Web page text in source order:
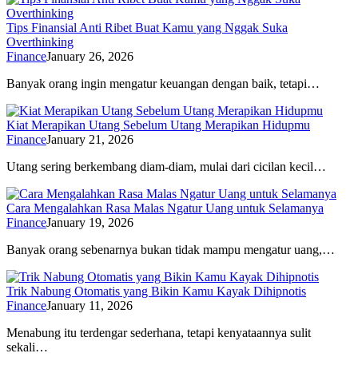
Tips Finansial Anti Ribet Buat Kamu yang Nggak Suka
Overthinking
FinanceJanuary 26, 2026
Banyak orang ingin mengatur keuangan dengan baik, tetapi…
Kiat Merapikan Utang Sebelum Utang Merapikan Hidupmu
FinanceJanuary 21, 2026
Utang sering berkembang diam-diam, mulai dari cicilan kecil…
Cara Mengalahkan Rasa Malas Ngatur Uang untuk Selamanya
FinanceJanuary 19, 2026
Banyak orang sebenarnya bukan tidak mampu mengatur uang,…
Trik Nabung Otomatis yang Bikin Kamu Kayak Dihipnotis
FinanceJanuary 11, 2026
Menabung itu terdengar sederhana, tetapi kenyataannya sulit
sekali…